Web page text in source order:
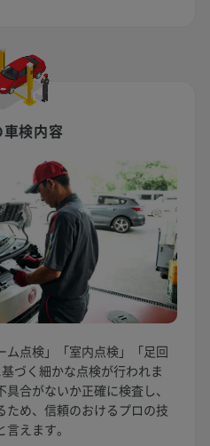
車検内容
ム点検」「室内点検」「足回
づく細かな点検が行われま
合がないか正確に検査し、
め、信頼のおけるプロの技
えます。